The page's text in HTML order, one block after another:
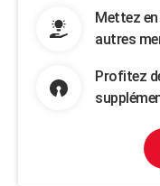
Mettez
autres
Profitez